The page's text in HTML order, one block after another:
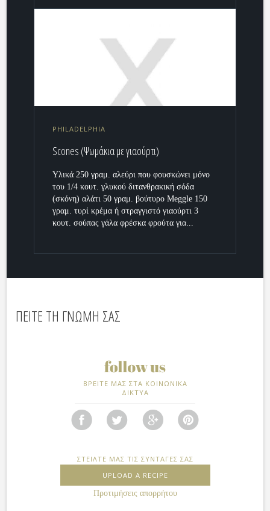
PHILADELPHIA
Scones (Ψωμάκια με γιαούρτι)
Υλικά 250 γραμ. αλεύρι που φουσκώνει μόνο
του 1/4 κουτ. γλυκού διτανθρακική σόδα
(σκόνη) αλάτι 50 γραμ. βούτυρο Meggle 150
γραμ. τυρί κρέμα ή στραγγιστό γιαούρτι 3
κουτ. σούπας γάλα φρέσκα φρούτα για...
ΠΕΙΤΕ ΤΗ ΓΝΩΜΗ ΣΑΣ
ΒΡΕΙΤΕ ΜΑΣ ΣΤΑ ΚΟΙΝΩΝΙΚΑ
ΔΙΚΤΥΑ
ΣΤΕΙΛΤΕ ΜΑΣ ΤΙΣ ΣΥΝΤΑΓΕΣ ΣΑΣ
UPLOAD A RECIPE
Προτιμήσεις απορρήτου